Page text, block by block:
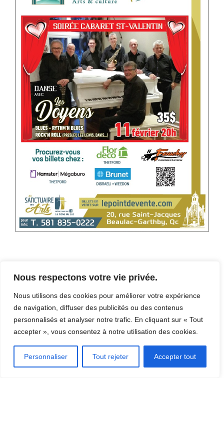
Nous respectons votre vie privée.
Nous utilisons des cookies pour améliorer votre expérience
de navigation, diffuser des publicités ou des contenus
personnalisés et analyser notre trafic. En cliquant sur « Tout
accepter », vous consentez à notre utilisation des cookies.
Personnaliser Tout rejeter Accepter tout